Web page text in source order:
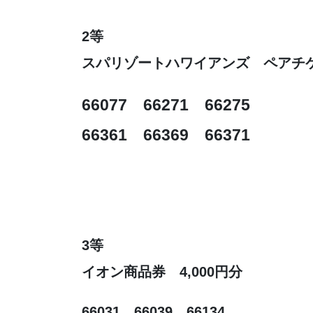
2等
スパリゾートハワイアンズ ペアチ
66077 66271 66275
66361 66369 66371
3等
イオン商品券 4,000円分